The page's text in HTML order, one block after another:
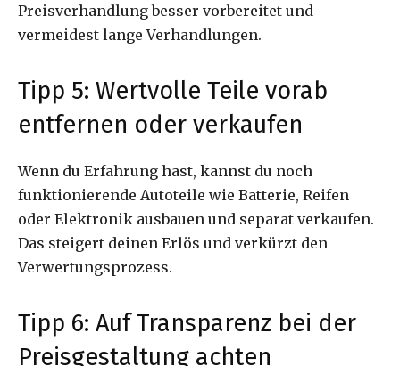
Preisverhandlung besser vorbereitet und
vermeidest lange Verhandlungen.
Tipp 5: Wertvolle Teile vorab
entfernen oder verkaufen
Wenn du Erfahrung hast, kannst du noch
funktionierende Autoteile wie Batterie, Reifen
oder Elektronik ausbauen und separat verkaufen.
Das steigert deinen Erlös und verkürzt den
Verwertungsprozess.
Tipp 6: Auf Transparenz bei der
Preisgestaltung achten